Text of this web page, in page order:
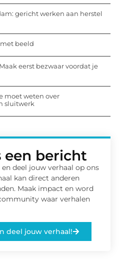
gericht werken aan herstel
beeld
eerst bezwaar voordat je
moet weten over
sluitwerk
een bericht
deel jouw verhaal op ons
kan direct anderen
Maak impact en word
waar verhalen
deel jouw verhaal!